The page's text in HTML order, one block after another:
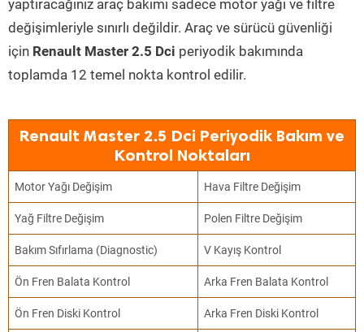
yaptıracağınız araç bakımı sadece motor yağı ve filtre
değişimleriyle sınırlı değildir. Araç ve sürücü güvenliği
için Renault Master 2.5 Dci periyodik bakımında
toplamda 12 temel nokta kontrol edilir.
Renault Master 2.5 Dci Periyodik Bakım ve
Kontrol Noktaları
Motor Yağı Değişim Hava Filtre Değişim
Yağ Filtre Değişim Polen Filtre Değişim
Bakım Sıfırlama (Diagnostic) V Kayış Kontrol
Ön Fren Balata Kontrol Arka Fren Balata Kontrol
Ön Fren Diski Kontrol Arka Fren Diski Kontrol